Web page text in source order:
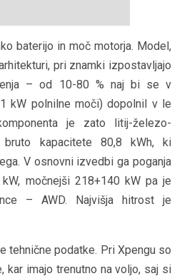
baterijo in moč motorja. Model,
pri znamki izpostavljajo
– od 10-80 % naj bi se v
kW polnilne moči) dopolnil v le
je zato litij-železo-
kapacitete 80,8 kWh, ki
V osnovni izvedbi ga poganja
močnejši 218+140 kW pa je
– AWD. Najvišja hitrost je
tehnične podatke. Pri Xpengu so
kar imajo trenutno na voljo, saj si